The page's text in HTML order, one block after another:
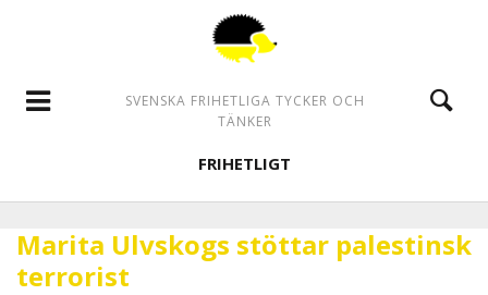
SVENSKA FRIHETLIGA TYCKER OCH
TÄNKER
FRIHETLIGT
Marita Ulvskogs stöttar palestinsk
terrorist